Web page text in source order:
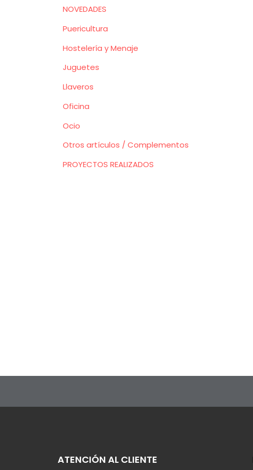
NOVEDADES
Puericultura
Hostelería y Menaje
Juguetes
Llaveros
Oficina
Ocio
Otros artículos / Complementos
PROYECTOS REALIZADOS
ATENCIÓN AL CLIENTE